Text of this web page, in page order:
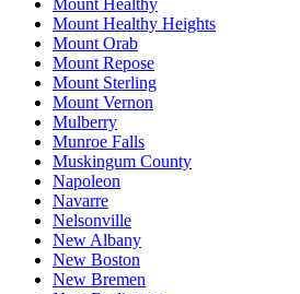
Mount Healthy Heights
Mount Orab
Mount Repose
Mount Sterling
Mount Vernon
Mulberry
Munroe Falls
Muskingum County
Napoleon
Navarre
Nelsonville
New Albany
New Boston
New Bremen